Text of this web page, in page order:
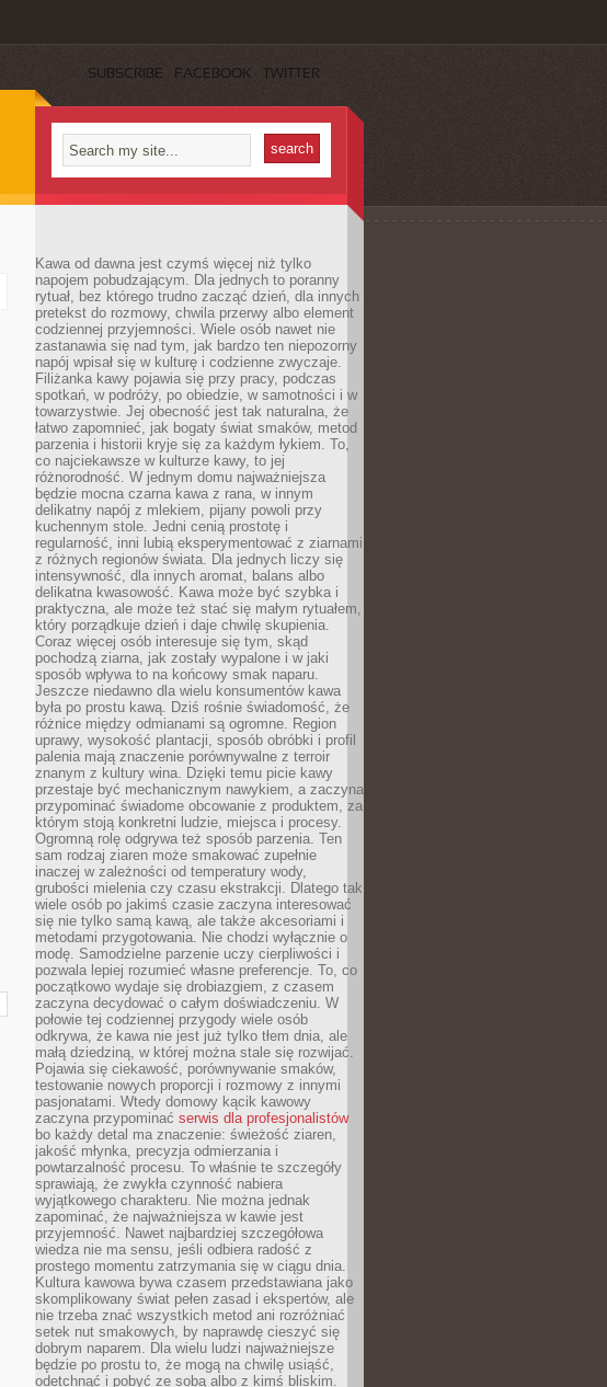
SUBSCRIBE FACEBOOK TWITTER
Kawa od dawna jest czymś więcej niż tylko
napojem pobudzającym. Dla jednych to poranny
rytuał, bez którego trudno zacząć dzień, dla innych
pretekst do rozmowy, chwila przerwy albo element
codziennej przyjemności. Wiele osób nawet nie
zastanawia się nad tym, jak bardzo ten niepozorny
napój wpisał się w kulturę i codzienne zwyczaje.
Filiżanka kawy pojawia się przy pracy, podczas
spotkań, w podróży, po obiedzie, w samotności i w
towarzystwie. Jej obecność jest tak naturalna, że
łatwo zapomnieć, jak bogaty świat smaków, metod
parzenia i historii kryje się za każdym łykiem. To,
co najciekawsze w kulturze kawy, to jej
różnorodność. W jednym domu najważniejsza
będzie mocna czarna kawa z rana, w innym
delikatny napój z mlekiem, pijany powoli przy
kuchennym stole. Jedni cenią prostotę i
regularność, inni lubią eksperymentować z ziarnami
z różnych regionów świata. Dla jednych liczy się
intensywność, dla innych aromat, balans albo
delikatna kwasowość. Kawa może być szybka i
praktyczna, ale może też stać się małym rytuałem,
który porządkuje dzień i daje chwilę skupienia.
Coraz więcej osób interesuje się tym, skąd
pochodzą ziarna, jak zostały wypalone i w jaki
sposób wpływa to na końcowy smak naparu.
Jeszcze niedawno dla wielu konsumentów kawa
była po prostu kawą. Dziś rośnie świadomość, że
różnice między odmianami są ogromne. Region
uprawy, wysokość plantacji, sposób obróbki i profil
palenia mają znaczenie porównywalne z terroir
znanym z kultury wina. Dzięki temu picie kawy
przestaje być mechanicznym nawykiem, a zaczyna
przypominać świadome obcowanie z produktem, za
którym stoją konkretni ludzie, miejsca i procesy.
Ogromną rolę odgrywa też sposób parzenia. Ten
sam rodzaj ziaren może smakować zupełnie
inaczej w zależności od temperatury wody,
grubości mielenia czy czasu ekstrakcji. Dlatego tak
wiele osób po jakimś czasie zaczyna interesować
się nie tylko samą kawą, ale także akcesoriami i
metodami przygotowania. Nie chodzi wyłącznie o
modę. Samodzielne parzenie uczy cierpliwości i
pozwala lepiej rozumieć własne preferencje. To, co
początkowo wydaje się drobiazgiem, z czasem
zaczyna decydować o całym doświadczeniu. W
połowie tej codziennej przygody wiele osób
odkrywa, że kawa nie jest już tylko tłem dnia, ale
małą dziedziną, w której można stale się rozwijać.
Pojawia się ciekawość, porównywanie smaków,
testowanie nowych proporcji i rozmowy z innymi
pasjonatami. Wtedy domowy kącik kawowy
zaczyna przypominać serwis dla profesjonalistów
bo każdy detal ma znaczenie: świeżość ziaren,
jakość młynka, precyzja odmierzania i
powtarzalność procesu. To właśnie te szczegóły
sprawiają, że zwykła czynność nabiera
wyjątkowego charakteru. Nie można jednak
zapominać, że najważniejsza w kawie jest
przyjemność. Nawet najbardziej szczegółowa
wiedza nie ma sensu, jeśli odbiera radość z
prostego momentu zatrzymania się w ciągu dnia.
Kultura kawowa bywa czasem przedstawiana jako
skomplikowany świat pełen zasad i ekspertów, ale
nie trzeba znać wszystkich metod ani rozróżniać
setek nut smakowych, by naprawdę cieszyć się
dobrym naparem. Dla wielu ludzi najważniejsze
będzie po prostu to, że mogą na chwilę usiąść,
odetchnąć i pobyć ze sobą albo z kimś bliskim.